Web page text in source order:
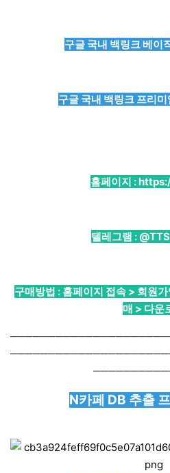
구글 국내 백링크 베이
구글 국내 백링크 프리
홈페이지 :
텔레그램 :
구매방법 : 홈페이지 접속 > 회원
매 > 다운
N카페 DB 추출